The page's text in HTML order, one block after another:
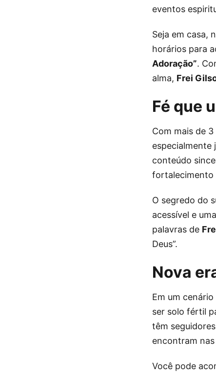
eventos
Seja em casa,
horários para
Adoração”.
alma, Frei
Fé que
Com mais de
especialmente
conteúdo
fortalecimento
O segredo do
acessível e
palavras de
Deus”.
Nova
Em um
ser solo fértil
têm
encontram
Você pode